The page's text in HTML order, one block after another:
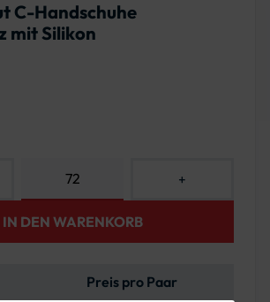
C-Handschuhe
mit Silikon
+
IN DEN WARENKORB
Preis pro Paar